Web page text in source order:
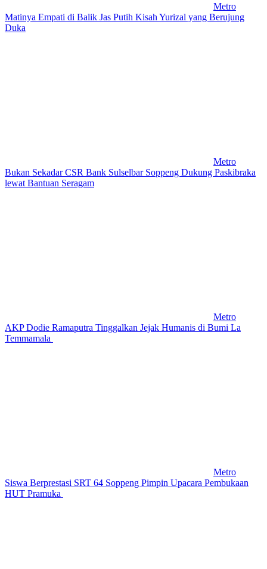
Metro
Matinya Empati di Balik Jas Putih Kisah Yurizal yang Berujung
Duka
Metro
Bukan Sekadar CSR Bank Sulselbar Soppeng Dukung Paskibraka
lewat Bantuan Seragam
Metro
AKP Dodie Ramaputra Tinggalkan Jejak Humanis di Bumi La
Temmamala
Metro
Siswa Berprestasi SRT 64 Soppeng Pimpin Upacara Pembukaan
HUT Pramuka